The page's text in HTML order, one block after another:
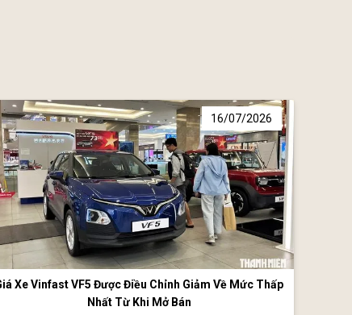
16/07/2026
Xe Vinfast VF5 Được Điều Chỉnh Giảm Về Mức Thấp
Nhất Từ Khi Mở Bán